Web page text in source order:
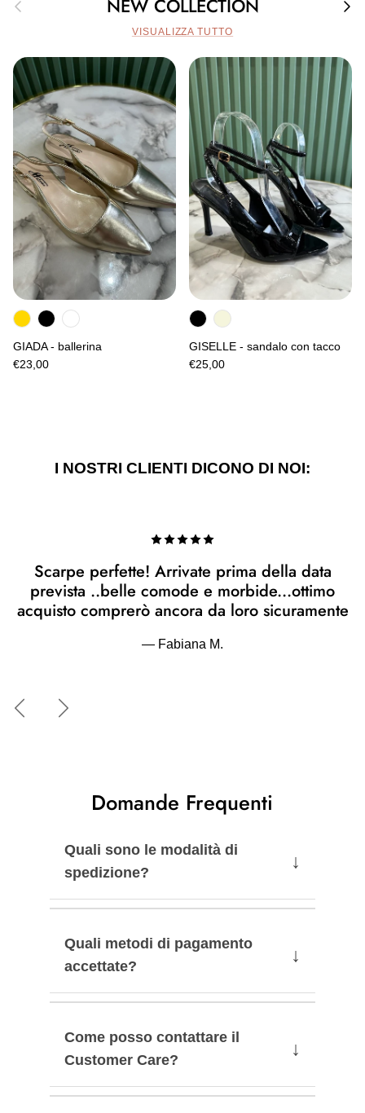
NEW COLLECTION
VISUALIZZA TUTTO
GIADA - ballerina
€23,00
GISELLE - sandalo con tacco
€25,00
I NOSTRI CLIENTI DICONO DI NOI:
Scarpe perfette! Arrivate prima della data
prevista ..belle comode e morbide...ottimo
acquisto comprerò ancora da loro sicuramente
— Fabiana M.
IndietroAvanti
Domande Frequenti
Quali sono le modalità di
spedizione?
↓
Quali metodi di pagamento
accettate?
↓
Come posso contattare il
Customer Care?
↓